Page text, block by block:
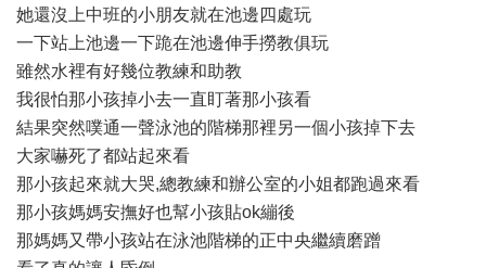
她還沒上中班的小朋友就在池邊四處玩
一下站上池邊一下跪在池邊伸手撈教俱玩
雖然水裡有好幾位教練和助教
我很怕那小孩掉小去一直盯著那小孩看
結果突然噗通一聲泳池的階梯那裡另一個小孩掉下去
大家嚇死了都站起來看
那小孩起來就大哭,總教練和辦公室的小姐都跑過來看
那小孩媽媽安撫好也幫小孩貼ok繃後
那媽媽又帶小孩站在泳池階梯的正中央繼續磨蹭